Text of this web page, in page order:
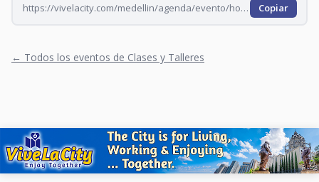
https://vivelacity.com/medellin/agenda/evento/hora-del-cuento-en-vizcaya-2026-09-17 Copiar
← Todos los eventos de Clases y Talleres